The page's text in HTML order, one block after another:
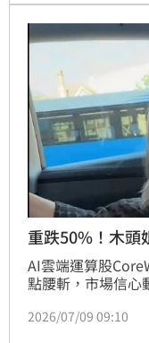
BBB-，距離「垃
重跌50%！木頭
AI雲端運算股
點腰斬，市場信心
公布的每日交易資
2026/07/09 09:10